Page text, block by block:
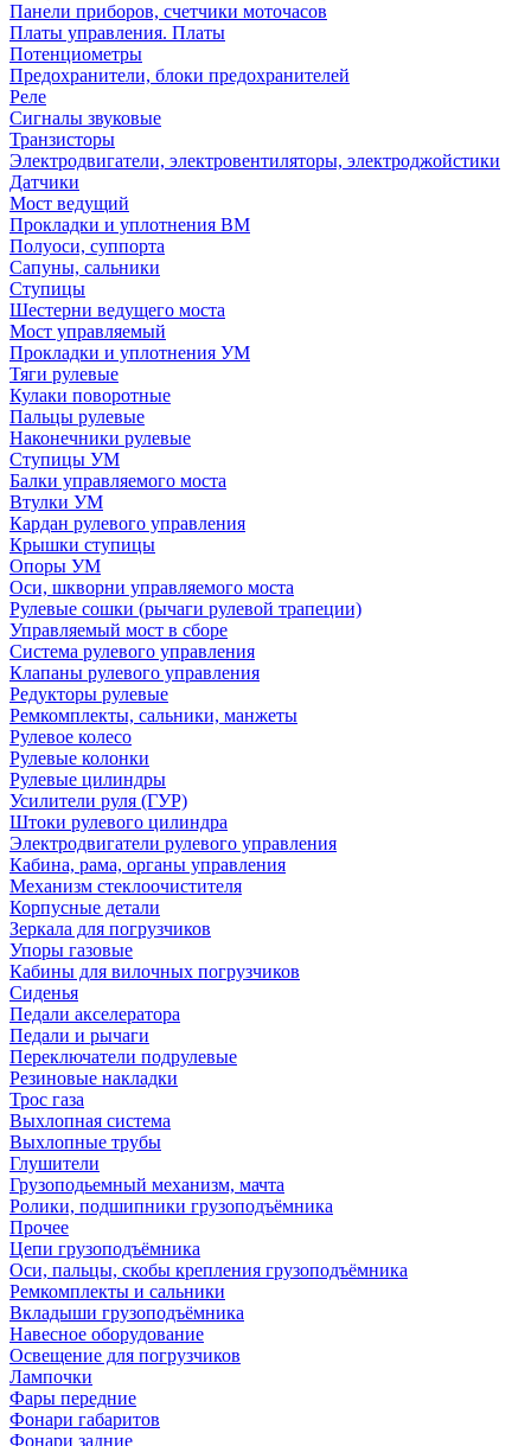
Панели приборов, счетчики моточасов
Платы управления. Платы
Потенциометры
Предохранители, блоки предохранителей
Реле
Сигналы звуковые
Транзисторы
Электродвигатели, электровентиляторы, электроджойстики
Датчики
Мост ведущий
Прокладки и уплотнения ВМ
Полуоси, суппорта
Сапуны, сальники
Ступицы
Шестерни ведущего моста
Мост управляемый
Прокладки и уплотнения УМ
Тяги рулевые
Кулаки поворотные
Пальцы рулевые
Наконечники рулевые
Ступицы УМ
Балки управляемого моста
Втулки УМ
Кардан рулевого управления
Крышки ступицы
Опоры УМ
Оси, шкворни управляемого моста
Рулевые сошки (рычаги рулевой трапеции)
Управляемый мост в сборе
Система рулевого управления
Клапаны рулевого управления
Редукторы рулевые
Ремкомплекты, сальники, манжеты
Рулевое колесо
Рулевые колонки
Рулевые цилиндры
Усилители руля (ГУР)
Штоки рулевого цилиндра
Электродвигатели рулевого управления
Кабина, рама, органы управления
Механизм стеклоочистителя
Корпусные детали
Зеркала для погрузчиков
Упоры газовые
Кабины для вилочных погрузчиков
Сиденья
Педали акселератора
Педали и рычаги
Переключатели подрулевые
Резиновые накладки
Трос газа
Выхлопная система
Выхлопные трубы
Глушители
Грузоподьемный механизм, мачта
Ролики, подшипники грузоподъёмника
Прочее
Цепи грузоподъёмника
Оси, пальцы, скобы крепления грузоподъёмника
Ремкомплекты и сальники
Вкладыши грузоподъёмника
Навесное оборудование
Освещение для погрузчиков
Лампочки
Фары передние
Фонари габаритов
Фонари задние